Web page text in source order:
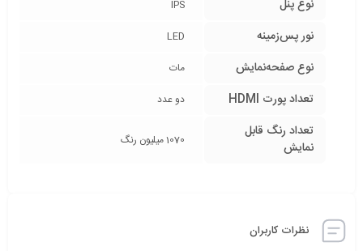
نوع پنل IPS
نور پس‌زمینه LED
نوع صفحه‌نمایش مات
تعداد پورت HDMI دو عدد
تعداد رنگ قابل
نمایش
1070 میلیون رنگ
نظرات کاربران